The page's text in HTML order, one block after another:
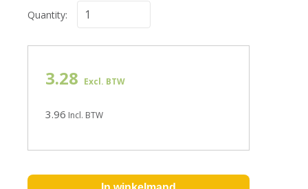
Quantity:
3.28 Excl. BTW
3.96 Incl. BTW